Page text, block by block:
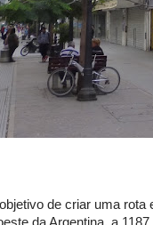
de criar uma